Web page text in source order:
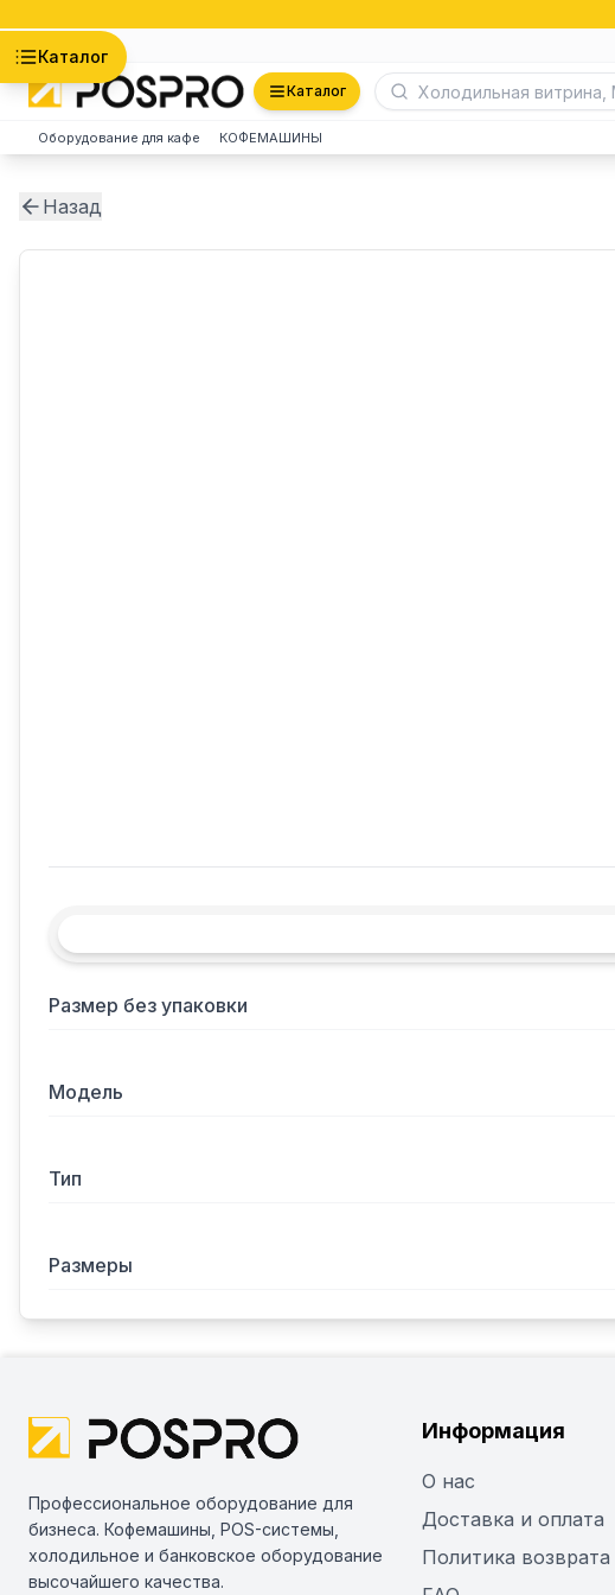
Каталог
Каталог
Оборудование для кафе КОФЕМАШИНЫ
Назад
Размер без упаковки
Модель
Тип
Размеры
Профессиональное оборудование для
бизнеса. Кофемашины, POS-системы,
холодильное и банковское оборудование
высочайшего качества.
Информация
О нас
Доставка и оплата
Политика возврата